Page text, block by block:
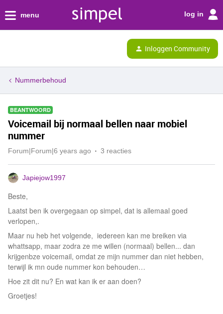
menu log in
Inloggen Community
Nummerbehoud
BEANTWOORD
Voicemail bij normaal bellen naar mobiel
nummer
Forum|Forum|6 years ago 3 reacties
Japiejow1997
Beste,
Laatst ben ik overgegaan op simpel, dat is allemaal goed
verlopen,.
Maar nu heb het volgende, iedereen kan me breiken via
whattsapp, maar zodra ze me willen (normaal) bellen... dan
krijgenbze voicemail, omdat ze mijn nummer dan niet hebben,
terwijl ik mn oude nummer kon behouden…
Hoe zit dit nu? En wat kan ik er aan doen?
Groetjes!